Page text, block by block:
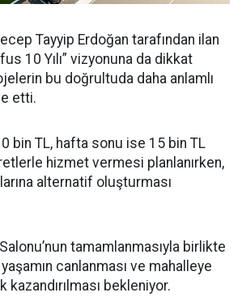
Tayyip Erdoğan tarafından ilan
10 Yılı” vizyonuna da dikkat
bu doğrultuda daha anlamlı
etti.
bin TL, hafta sonu ise 15 bin TL
hizmet vermesi planlanırken,
alternatif oluşturması
tamamlanmasıyla birlikte
canlanması ve mahalleye
bekleniyor.